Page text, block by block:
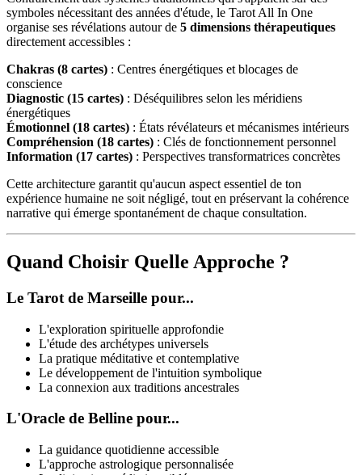
symboles nécessitant des années d'étude, le Tarot All In One
organise ses révélations autour de 5 dimensions thérapeutiques
directement accessibles :
Chakras (8 cartes) : Centres énergétiques et blocages de
conscience
Diagnostic (15 cartes) : Déséquilibres selon les méridiens
énergétiques
Émotionnel (18 cartes) : États révélateurs et mécanismes intérieurs
Compréhension (18 cartes) : Clés de fonctionnement personnel
Information (17 cartes) : Perspectives transformatrices concrètes
Cette architecture garantit qu'aucun aspect essentiel de ton
expérience humaine ne soit négligé, tout en préservant la cohérence
narrative qui émerge spontanément de chaque consultation.
Quand Choisir Quelle Approche ?
Le Tarot de Marseille pour...
L'exploration spirituelle approfondie
L'étude des archétypes universels
La pratique méditative et contemplative
Le développement de l'intuition symbolique
La connexion aux traditions ancestrales
L'Oracle de Belline pour...
La guidance quotidienne accessible
L'approche astrologique personnalisée